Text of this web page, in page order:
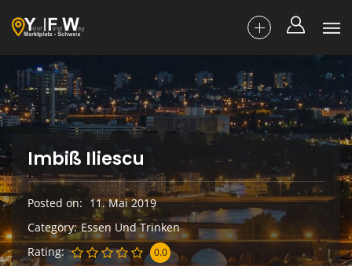
Imbiß Iliescu
Posted on 11. Mai 2019
Category Essen Und Trinken
Rating
0.0